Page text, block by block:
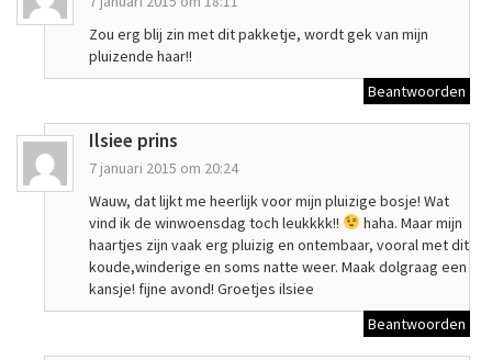
Zou erg blij zin met dit pakketje, wordt gek van mijn
pluizende haar!!
Beantwoorden
Ilsiee prins
7 januari 2015 om 20:24
Wauw, dat lijkt me heerlijk voor mijn pluizige bosje! Wat
vind ik de winwoensdag toch leukkkk!!
haha. Maar mijn
haartjes zijn vaak erg pluizig en ontembaar, vooral met dit
koude,winderige en soms natte weer. Maak dolgraag een
kansje! fijne avond! Groetjes ilsiee
Beantwoorden